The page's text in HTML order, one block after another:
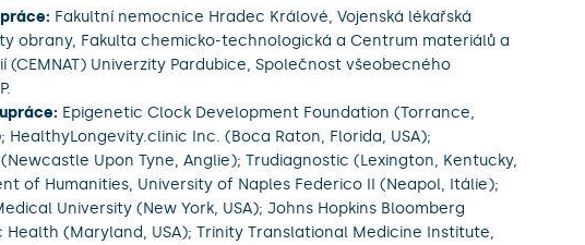
Fakultní nemocnice Hradec Králové, Vojenská lékařská
obrany, Fakulta chemicko-technologická a Centrum materiálů a
(CEMNAT) Univerzity Pardubice, Společnost všeobecného
Epigenetic Clock Development Foundation (Torrance,
HealthyLongevity.clinic Inc. (Boca Raton, Florida, USA);
Upon Tyne, Anglie); Trudiagnostic (Lexington, Kentucky,
of Humanities, University of Naples Federico II (Neapol, Itálie);
University (New York, USA); Johns Hopkins Bloomberg
Health (Maryland, USA); Trinity Translational Medicine Institute,